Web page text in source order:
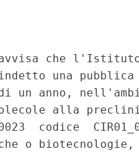
che
indetto una
un anno,
alla
codice
o biotecnologie,